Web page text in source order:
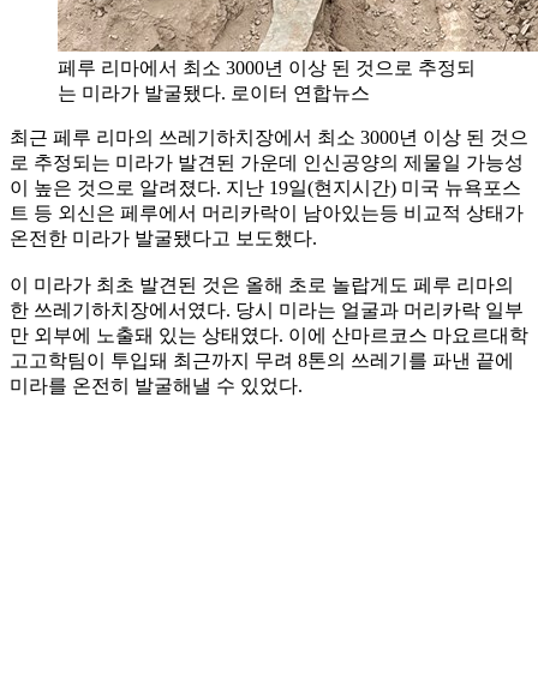
페루 리마에서 최소 3000년 이상 된 것으로 추정되
는 미라가 발굴됐다. 로이터 연합뉴스
최근 페루 리마의 쓰레기하치장에서 최소 3000년 이상 된 것으
로 추정되는 미라가 발견된 가운데 인신공양의 제물일 가능성
이 높은 것으로 알려졌다. 지난 19일(현지시간) 미국 뉴욕포스
트 등 외신은 페루에서 머리카락이 남아있는등 비교적 상태가
온전한 미라가 발굴됐다고 보도했다.
이 미라가 최초 발견된 것은 올해 초로 놀랍게도 페루 리마의
한 쓰레기하치장에서였다. 당시 미라는 얼굴과 머리카락 일부
만 외부에 노출돼 있는 상태였다. 이에 산마르코스 마요르대학
고고학팀이 투입돼 최근까지 무려 8톤의 쓰레기를 파낸 끝에
미라를 온전히 발굴해낼 수 있었다.